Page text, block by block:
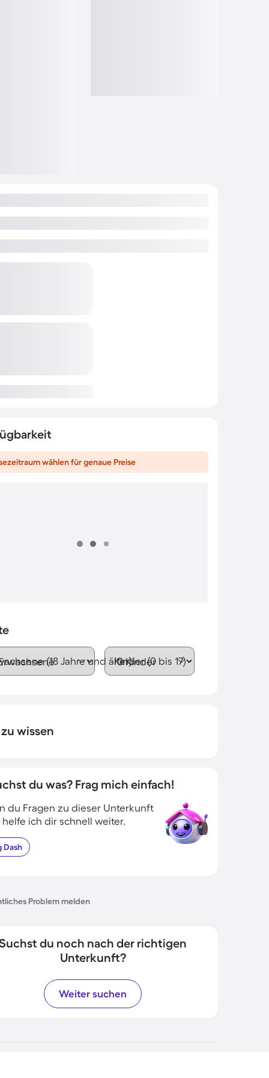
wählen für genaue Preise
(18 Jahre und älter)Kinder (0 bis 17)
wissen
du was? Frag mich einfach!
du Fragen zu dieser Unterkunft
helfe ich dir schnell weiter.
Dash
Problem melden
du noch nach der richtigen
Unterkunft?
Weiter suchen